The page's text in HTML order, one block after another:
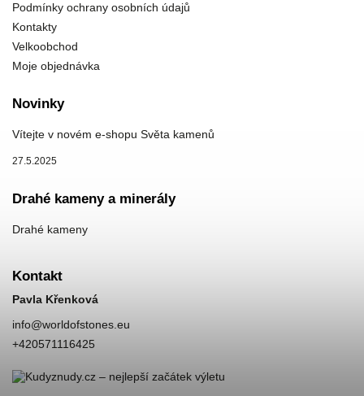
Podmínky ochrany osobních údajů
Kontakty
Velkoobchod
Moje objednávka
Novinky
Vítejte v novém e-shopu Světa kamenů
27.5.2025
Drahé kameny a minerály
Drahé kameny
Kontakt
Pavla Křenková
info@worldofstones.eu
+420571116425